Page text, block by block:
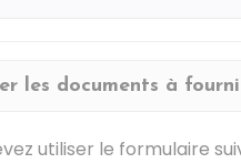
les documents à
utiliser le formulaire